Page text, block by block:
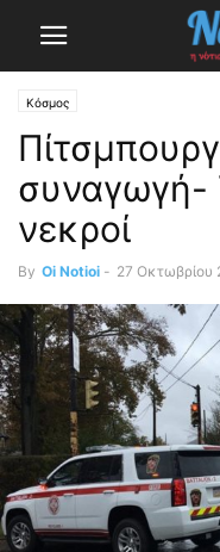
Κόσμος
συναγωγή-
νεκροί
By Oi Notioi - 27 Οκτωβρίου